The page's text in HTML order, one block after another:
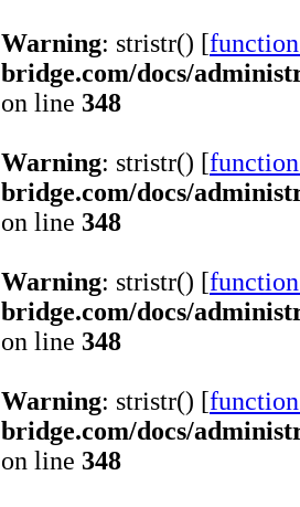
Warning: stristr() [
bridge.com/docs/
on line 348
Warning: stristr() [
bridge.com/docs/
on line 348
Warning: stristr() [
bridge.com/docs/
on line 348
Warning: stristr() [
bridge.com/docs/
on line 348